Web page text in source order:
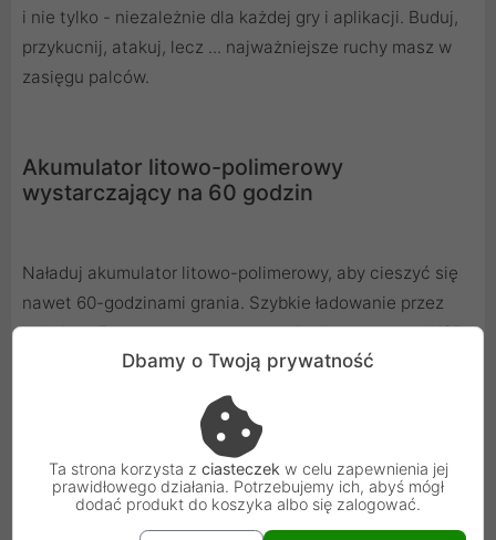
i nie tylko - niezależnie dla każdej gry i aplikacji. Buduj,
przykucnij, atakuj, lecz ... najważniejsze ruchy masz w
zasięgu palców.
Akumulator litowo-polimerowy
wystarczający na 60 godzin
Naładuj akumulator litowo-polimerowy, aby cieszyć się
nawet 60-godzinami grania. Szybkie ładowanie przez
zaledwie 5 minut za pomocą standardowego portu USB
2.0 lub nowszego zapewnia do 2,5 godziny czasu gry.
Nie potrzebujesz specjalnej ładowarki wysokoprądowej.
Dbamy o Twoją prywatność
Ta strona korzysta z ciasteczek w celu zapewnienia jej
prawidłowego działania. Potrzebujemy ich, abyś mógł
dodać produkt do koszyka albo się zalogować.